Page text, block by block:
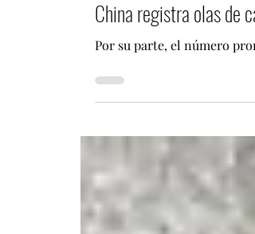
Fabián Pizarro Arcos
23 jul 2025
1 min de lectura
China registra olas de
Por su parte, el número